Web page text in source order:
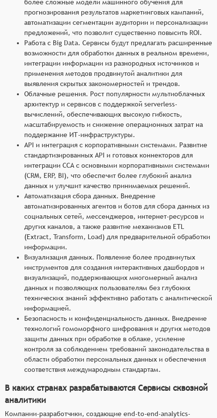
более сложные модели машинного обучения для
прогнозирования результатов маркетинговых кампаний,
автоматизации сегментации аудитории и персонализации
предложений, что позволит существенно повысить ROI.
Работа с Big Data. Сервисы будут предлагать расширенные
возможности для обработки данных в реальном времени,
интеграции информации из разнородных источников и
применения методов продвинутой аналитики для
выявления скрытых закономерностей и трендов.
Облачные решения. Рост популярности мультиоблачных
архитектур и сервисов с поддержкой serverless-
вычислений, обеспечивающих высокую гибкость,
масштабируемость и снижение операционных затрат на
поддержание ИТ-инфраструктуры.
API и интеграция с корпоративными системами. Развитие
стандартизированных API и готовых коннекторов для
интеграции ССА с основными корпоративными системами
(CRM, ERP, BI), что обеспечит более глубокий анализ
данных и улучшит качество принимаемых решений.
Автоматизация сбора данных. Внедрение
автоматизированных агентов и ботов для сбора данных из
социальных сетей, мессенджеров, интернет-ресурсов и
других каналов, а также развитие механизмов ETL
(Extract, Transform, Load) для предварительной обработки
информации.
Визуализация данных. Появление более продвинутых
инструментов для создания интерактивных дашбордов и
визуализаций, поддерживающих многомерный анализ
данных и позволяющих пользователям без глубоких
технических знаний эффективно работать с аналитической
информацией.
Безопасность и конфиденциальность данных. Внедрение
технологий гомоморфного шифрования и других методов
защиты данных при обработке в облаке, усиление
контроля за соблюдением требований законодательства в
области обработки персональных данных и обеспечения
соответствия международным стандартам.
В каких странах разрабатываются Сервисы сквозной
аналитики
Компании-разработчики, создающие end-to-end-analytics-